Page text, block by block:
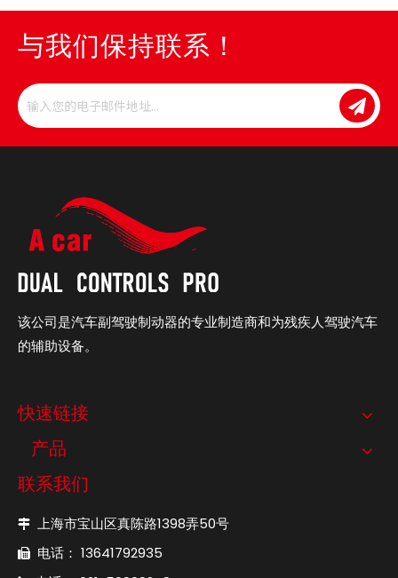
与我们保持联系！
该公司是汽车副驾驶制动器的专业制造商和为残疾人驾驶汽车
的辅助设备。
快速链接
产品
联系我们
 上海市宝山区真陈路1398弄50号
 电话： 13641792935